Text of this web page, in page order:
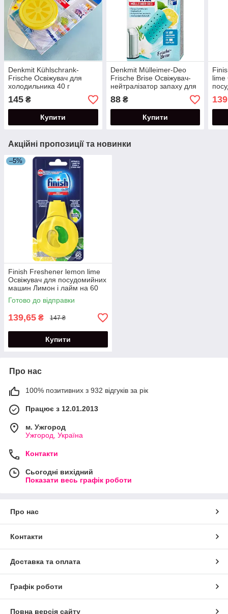
Denkmit Kühlschrank-
Frische Освіжувач для
холодильника 40 г
145 ₴
Купити
Denkmit Mülleimer-Deo
Frische Brise Освіжувач-
нейтралізатор запаху для
сміттєвого відра 1 шт.
88₴
Купити
lime
1 шт.
Акційні пропозиції та новинки
–5%
Finish Freshener lemon lime
Освіжувач для посудомийних
машин Лимон і лайм на 60
циклів 1 шт.
Готово до відправки
139,65 ₴ 147 ₴
Купити
Про нас
100% позитивних з 932 відгуків за рік
Працює з 12.01.2013
м. Ужгород
Ужгород, Україна
Контакти
Сьогодні вихідний
Показати весь графік роботи
Про нас
Контакти
Доставка та оплата
Графік роботи
Повна версія сайту